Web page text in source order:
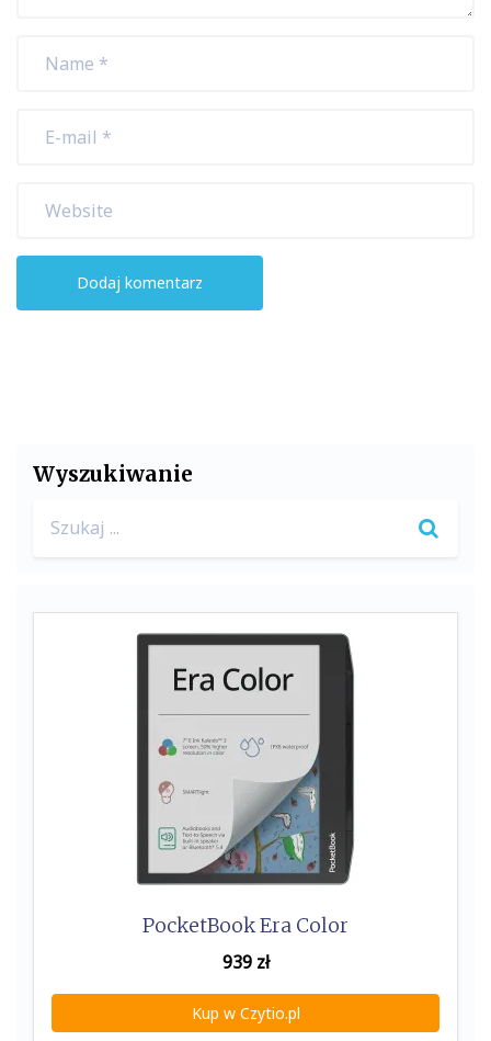
Wyszukiwanie
for:
PocketBook Era Color
939zł
Kup w Czytio.pl